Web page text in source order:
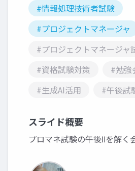
#情報処理技術者試験
#プロジェクトマネージャ
#プロジェクトマネージャ
#資格試験対策
#勉強
#生成AI活用
#午後試
スライド概要
プロマネ試験の午後Ⅱを解く